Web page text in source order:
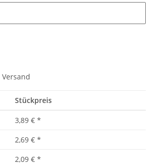
Versand
Stückpreis
3,89 € *
2,69 € *
2,09 € *